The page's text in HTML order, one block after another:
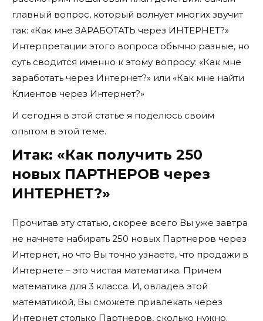
главный вопрос, который волнует многих звучит
так: «Как мне ЗАРАБОТАТЬ через ИНТЕРНЕТ?»
Интерпретации этого вопроса обычно разные, но
суть сводится именно к этому вопросу: «Как мне
заработать через Интернет?» или «Как мне найти
Клиентов через Интернет?»
И сегодня в этой статье я поделюсь своим
опытом в этой теме.
Итак: «Как получить 250
новых ПАРТНЕРОВ через
ИНТЕРНЕТ?»
Прочитав эту статью, скорее всего Вы уже завтра
не начнете набирать 250 новых Партнеров через
Интернет, но что Вы точно узнаете, что продажи в
Интернете – это чистая математика. Причем
математика для 3 класса. И, овладев этой
математикой, Вы сможете привлекать через
Интернет столько Партнеров, сколько нужно.